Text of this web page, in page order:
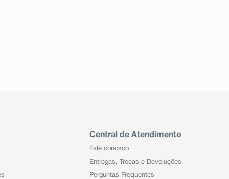
Central de Atendimento
Fale conosco
Entregas, Trocas e Devoluções
Perguntas Frequentes